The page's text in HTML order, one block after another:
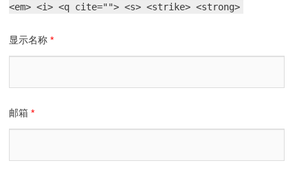
<em> <i> <q cite=""> <s> <strike> <strong>
显示名称*
邮箱*